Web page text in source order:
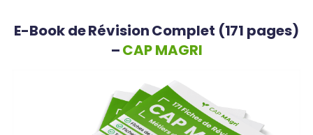
E-Book de Révision Complet (171 pages)
–CAP MAGRI